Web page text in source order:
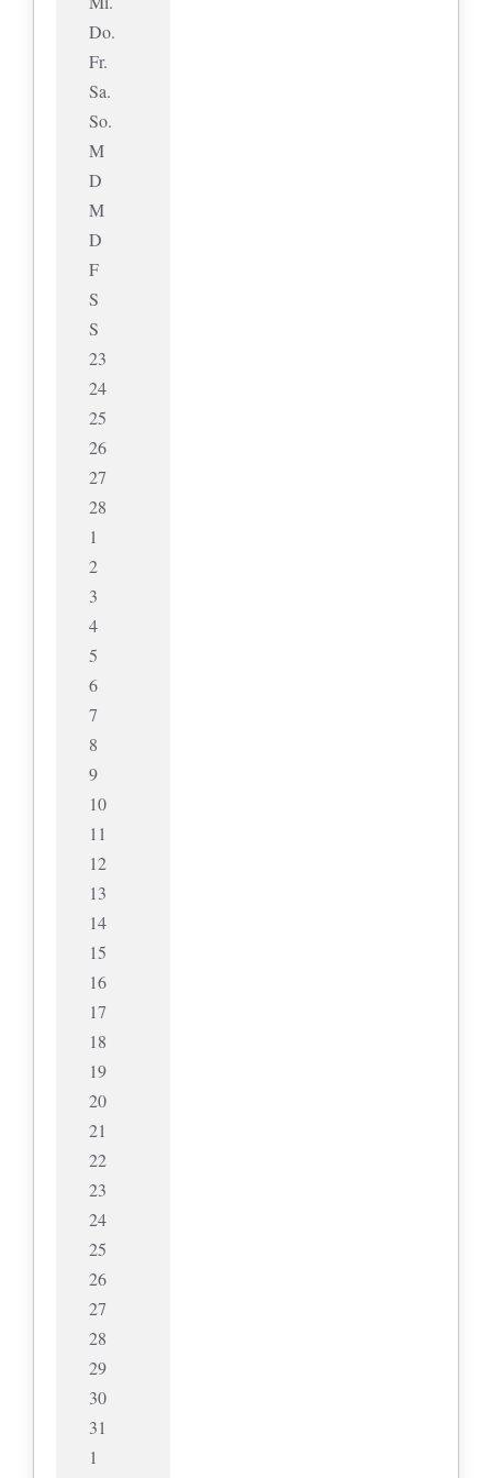
Do.
Fr.
Sa.
So.
M
D
M
D
F
S
S
23
24
25
26
27
28
1
2
3
4
5
6
7
8
9
10
11
12
13
14
15
16
17
18
19
20
21
22
23
24
25
26
27
28
29
30
31
1